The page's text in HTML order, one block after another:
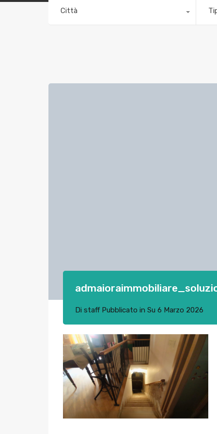
Città
Di staffPubblicato in Su 6 Marzo 2026